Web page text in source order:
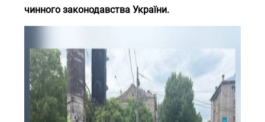
чинного законодавства України.